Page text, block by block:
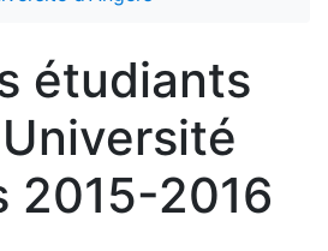
étudiants
Université
2015-2016